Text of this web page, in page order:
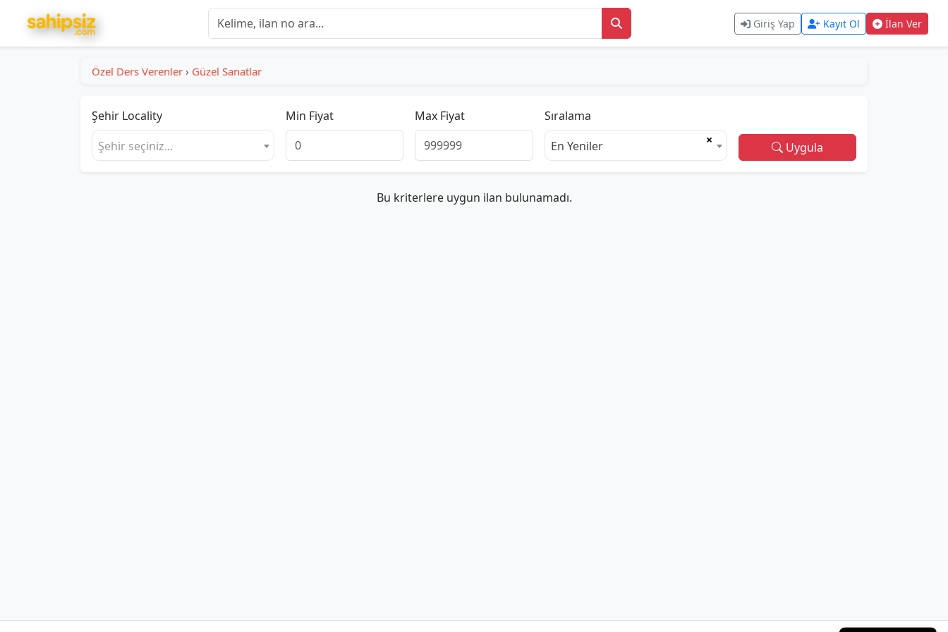
Giriş Yap Kayıt Ol İlan Ver
Özel Ders Verenler › Güzel Sanatlar
Şehir Locality
Şehir seçiniz...
Min Fiyat Max Fiyat
Sıralama
×
En Yeniler Uygula
Bu kriterlere uygun ilan bulunamadı.